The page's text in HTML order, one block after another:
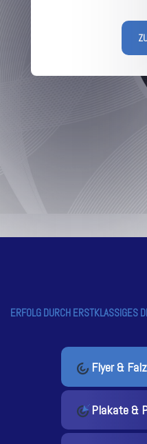
ERFOLG DURCH ERSTKLASSIGES
Flyer &
Plakate &